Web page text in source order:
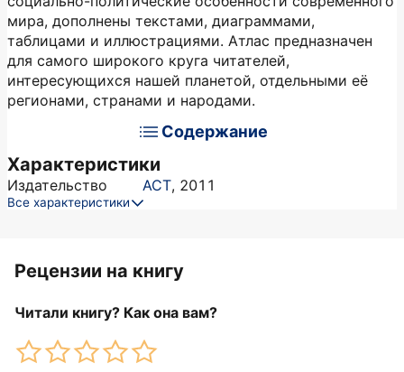
мира, дополнены текстами, диаграммами,
таблицами и иллюстрациями. Атлас предназначен
для самого широкого круга читателей,
интересующихся нашей планетой, отдельными её
регионами, странами и народами.
Содержание
Характеристики
Издательство АСТ, 2011
Все характеристики
Рецензии на книгу
Читали книгу? Как она вам?